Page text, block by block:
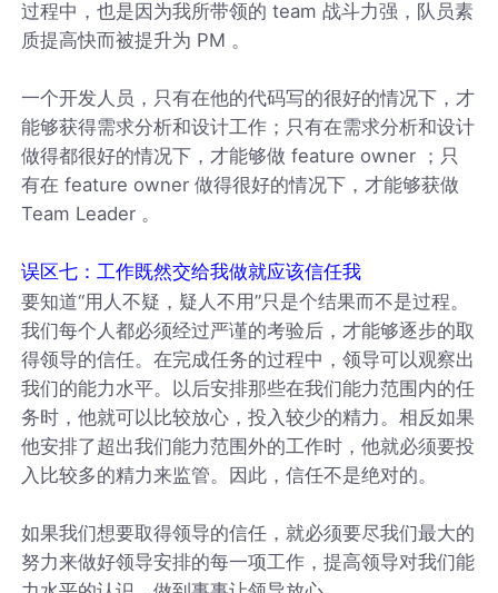
过程中，也是因为我所带领的 team 战斗力强，队员素
质提高快而被提升为 PM 。
一个开发人员，只有在他的代码写的很好的情况下，才
能够获得需求分析和设计工作；只有在需求分析和设计
做得都很好的情况下，才能够做 feature owner ；只
有在 feature owner 做得很好的情况下，才能够获做
Team Leader 。
误区七：工作既然交给我做就应该信任我
要知道“用人不疑，疑人不用”只是个结果而不是过程。
我们每个人都必须经过严谨的考验后，才能够逐步的取
得领导的信任。在完成任务的过程中，领导可以观察出
我们的能力水平。以后安排那些在我们能力范围内的任
务时，他就可以比较放心，投入较少的精力。相反如果
他安排了超出我们能力范围外的工作时，他就必须要投
入比较多的精力来监管。因此，信任不是绝对的。
如果我们想要取得领导的信任，就必须要尽我们最大的
努力来做好领导安排的每一项工作，提高领导对我们能